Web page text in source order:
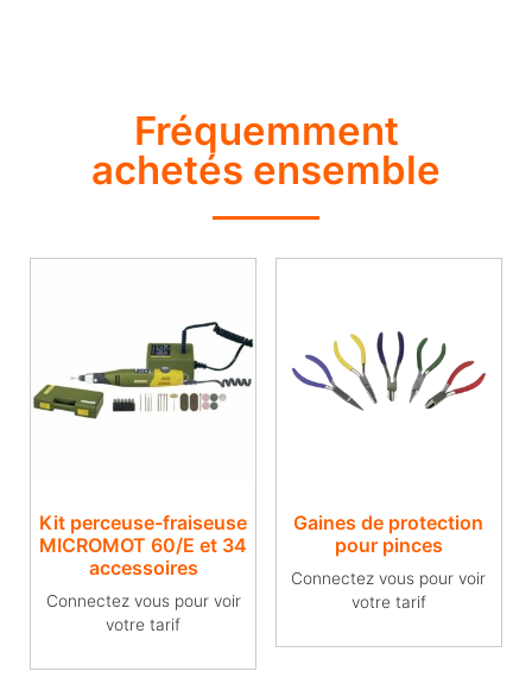
Fréquemment
achetés ensemble
Kit perceuse-fraiseuse
MICROMOT 60/E et 34
accessoires
Connectez vous pour voir
votre tarif
Gaines de protection
pour pinces
Connectez vous pour voir
votre tarif